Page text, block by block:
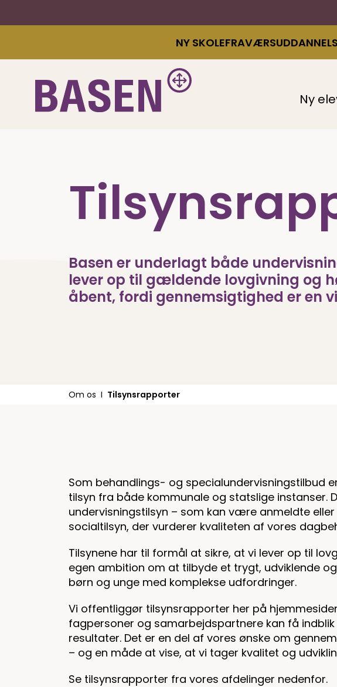
NY
Ny
Basen er underlagt både
lever op til gældende lovgivning og
åbent, fordi gennemsigtighed er en
Om os Tilsynsrapporter
Som behandlings- og specialundervisningstilbud
tilsyn fra både kommunale og statslige instanser.
undervisningstilsyn – som kan være anmeldte
socialtilsyn, der vurderer kvaliteten af vores
Tilsynene har til formål at sikre, at vi lever op til
egen ambition om at tilbyde et trygt, udviklende
børn og unge med komplekse udfordringer.
Vi offentliggør tilsynsrapporter her på
fagpersoner og samarbejdspartnere kan få
resultater. Det er en del af vores ønske om
– og en måde at vise, at vi tager kvalitet og
Se tilsynsrapporter fra vores afdelinger nedenfor.